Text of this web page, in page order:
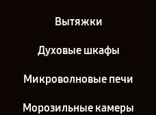
Вытяжки
Духовые шкафы
Микроволновые печи
Морозильные камеры